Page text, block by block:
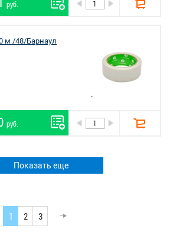
руб.
м /48/Барнаул
руб.
Показать еще
1 2 3